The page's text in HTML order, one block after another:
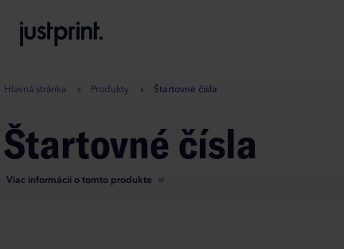
A
Hlavná stránka Produkty Štartovné čísla
Štartovné čísla
Viac informácií o tomto produkte